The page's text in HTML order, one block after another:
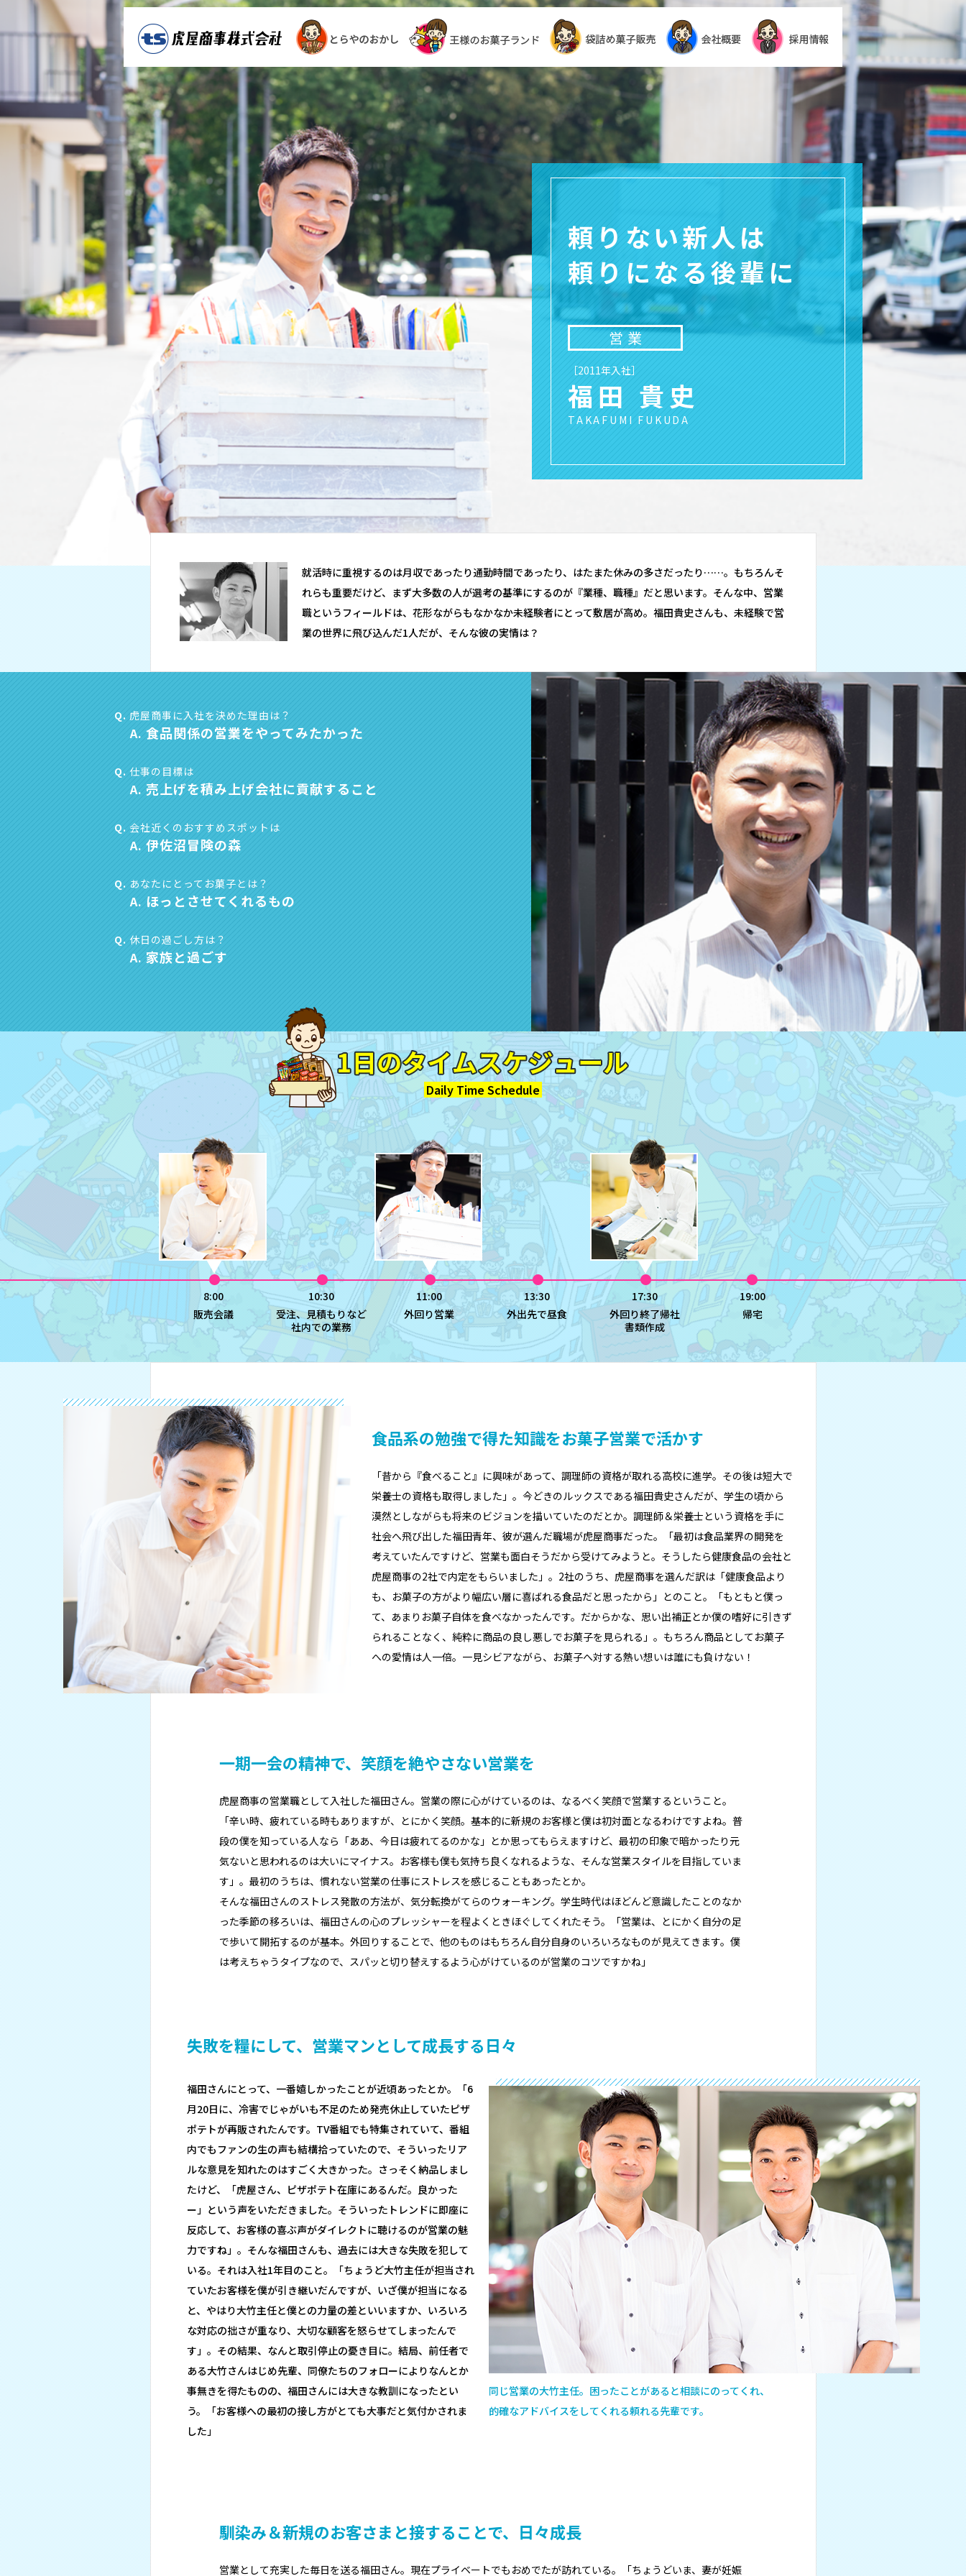
頼りない新人は
頼りになる後輩に
営業
［2011年入社］
福田 貴史
TAKAFUMI FUKUDA
就活時に重視するのは月収であったり通勤時間であったり、はたまた休みの多さだったり……。もちろんそ
れらも重要だけど、まず大多数の人が選考の基準にするのが『業種、職種』だと思います。そんな中、営業
職というフィールドは、花形ながらもなかなか未経験者にとって敷居が高め。福田貴史さんも、未経験で営
業の世界に飛び込んだ1人だが、そんな彼の実情は？
Q. 虎屋商事に入社を決めた理由は？
A. 食品関係の営業をやってみたかった
Q. 仕事の目標は
A. 売上げを積み上げ会社に貢献すること
Q. 会社近くのおすすめスポットは
A. 伊佐沼冒険の森
Q. あなたにとってお菓子とは？
A. ほっとさせてくれるもの
Q. 休日の過ごし方は？
A. 家族と過ごす
Daily Time Schedule
8:00
販売会議
10:30
受注、見積もりなど
社内での業務
11:00
外回り営業
13:30
外出先で昼食
17:30
外回り終了帰社
書類作成
19:00
帰宅
食品系の勉強で得た知識をお菓子営業で活かす
「昔から『食べること』に興味があって、調理師の資格が取れる高校に進学。その後は短大で
栄養士の資格も取得しました」。今どきのルックスである福田貴史さんだが、学生の頃から
漠然としながらも将来のビジョンを描いていたのだとか。調理師＆栄養士という資格を手に
社会へ飛び出した福田青年、彼が選んだ職場が虎屋商事だった。「最初は食品業界の開発を
考えていたんですけど、営業も面白そうだから受けてみようと。そうしたら健康食品の会社と
虎屋商事の2社で内定をもらいました」。2社のうち、虎屋商事を選んだ訳は「健康食品より
も、お菓子の方がより幅広い層に喜ばれる食品だと思ったから」とのこと。「もともと僕っ
て、あまりお菓子自体を食べなかったんです。だからかな、思い出補正とか僕の嗜好に引きず
られることなく、純粋に商品の良し悪しでお菓子を見られる」。もちろん商品としてお菓子
への愛情は人一倍。一見シビアながら、お菓子へ対する熱い想いは誰にも負けない！
一期一会の精神で、笑顔を絶やさない営業を
虎屋商事の営業職として入社した福田さん。営業の際に心がけているのは、なるべく笑顔で営業するということ。
「辛い時、疲れている時もありますが、とにかく笑顔。基本的に新規のお客様と僕は初対面となるわけですよね。普
段の僕を知っている人なら「ああ、今日は疲れてるのかな」とか思ってもらえますけど、最初の印象で暗かったり元
気ないと思われるのは大いにマイナス。お客様も僕も気持ち良くなれるような、そんな営業スタイルを目指していま
す」。最初のうちは、慣れない営業の仕事にストレスを感じることもあったとか。
そんな福田さんのストレス発散の方法が、気分転換がてらのウォーキング。学生時代はほどんど意識したことのなか
った季節の移ろいは、福田さんの心のプレッシャーを程よくときほぐしてくれたそう。「営業は、とにかく自分の足
で歩いて開拓するのが基本。外回りすることで、他のものはもちろん自分自身のいろいろなものが見えてきます。僕
は考えちゃうタイプなので、スパッと切り替えするよう心がけているのが営業のコツですかね」
失敗を糧にして、営業マンとして成長する日々
同じ営業の大竹主任。困ったことがあると相談にのってくれ、
的確なアドバイスをしてくれる頼れる先輩です。
福田さんにとって、一番嬉しかったことが近頃あったとか。「6
月20日に、冷害でじゃがいも不足のため発売休止していたピザ
ポテトが再販されたんです。TV番組でも特集されていて、番組
内でもファンの生の声も結構拾っていたので、そういったリア
ルな意見を知れたのはすごく大きかった。さっそく納品しまし
たけど、「虎屋さん、ピザポテト在庫にあるんだ。良かった
ー」という声をいただきました。そういったトレンドに即座に
反応して、お客様の喜ぶ声がダイレクトに聴けるのが営業の魅
力ですね」。そんな福田さんも、過去には大きな失敗を犯して
いる。それは入社1年目のこと。「ちょうど大竹主任が担当され
ていたお客様を僕が引き継いだんですが、いざ僕が担当になる
と、やはり大竹主任と僕との力量の差といいますか、いろいろ
な対応の拙さが重なり、大切な顧客を怒らせてしまったんで
す」。その結果、なんと取引停止の憂き目に。結局、前任者で
ある大竹さんはじめ先輩、同僚たちのフォローによりなんとか
事無きを得たものの、福田さんには大きな教訓になったとい
う。「お客様への最初の接し方がとても大事だと気付かされま
した」
馴染み＆新規のお客さまと接することで、日々成長
営業として充実した毎日を送る福田さん。現在プライベートでもおめでたが訪れている。「ちょうどいま、妻が妊娠